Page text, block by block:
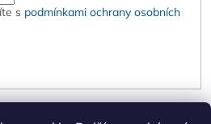
s podmínkami ochrany osobních